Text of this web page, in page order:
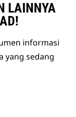
LAINNYA
informasi
yang sedang